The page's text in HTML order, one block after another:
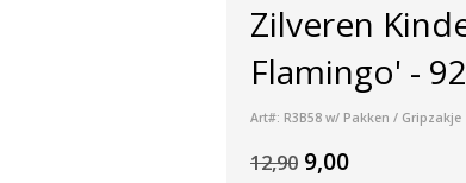
Zilveren
Flamingo' -
Art#: R3B58 w/ Pakken / Gripzakje
12,90 9,00